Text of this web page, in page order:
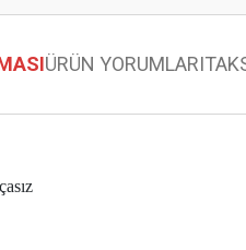
ÜRÜN YORUMLARI